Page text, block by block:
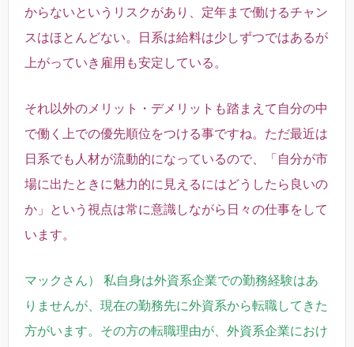
からないというリスクがあり、定年まで働けるチャン
スはほとんどない。
日系は給料は少しずつではあるが
上がっていき雇用も安定している。
それ以外のメリット・デメリットも踏まえて自分の中
で働く上での優先順位をつける事ですね。ただ最近は
日系でも人材が流動的になっているので、「自分が市
場に出たときに魅力的に見えるにはどうしたら良いの
か」という視点は常に意識しながら日々の仕事をして
います。
マックさん） 私自身は外資系企業での勤務経験はあ
りませんが、現在の勤務先に外資系から転職してきた
方がいます。その方の転職理由が、外資系企業におけ